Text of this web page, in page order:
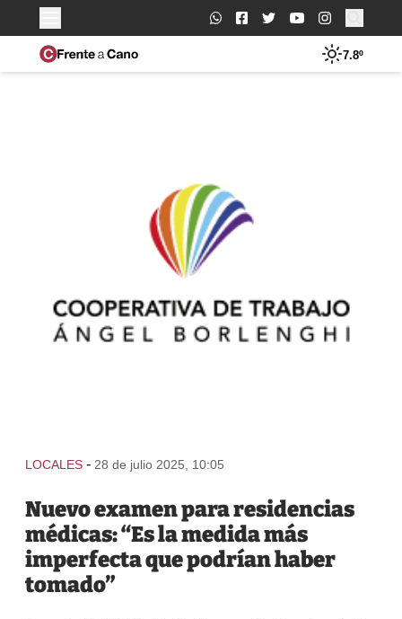
Buscar:
7.8º
LOCALES - 28 de julio 2025, 10:05
Nuevo examen para residencias
médicas: “Es la medida más
imperfecta que podrían haber
tomado”